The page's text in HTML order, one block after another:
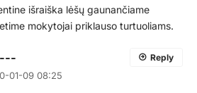
išraiška lėšų gaunančiame
mokytojai priklauso turtuoliams.
01-09 08:25
Reply